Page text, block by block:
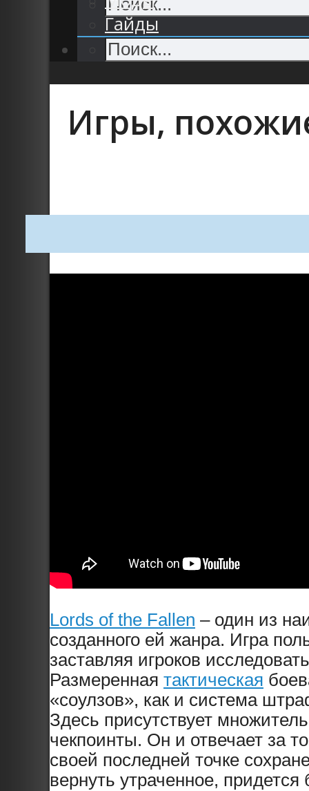
Гайды
Игры,
Lords of the Fallen – один из
созданного ей жанра. Игра
заставляя игроков
Размеренная тактическая
«соулзов», как и система
Здесь присутствует
чекпоинты. Он и отвечает за
своей последней точке
вернуть утраченное,